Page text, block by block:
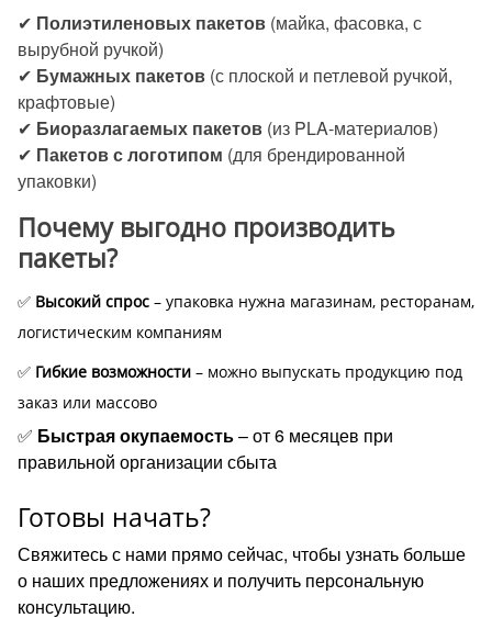
✔ Полиэтиленовых пакетов (майка, фасовка, с
вырубной ручкой)
✔ Бумажных пакетов (с плоской и петлевой ручкой,
крафтовые)
✔ Биоразлагаемых пакетов (из PLA-материалов)
✔ Пакетов с логотипом (для брендированной
упаковки)
Почему выгодно производить
пакеты?
✅ Высокий спрос – упаковка нужна магазинам, ресторанам,
логистическим компаниям
✅ Гибкие возможности – можно выпускать продукцию под
заказ или массово
✅ Быстрая окупаемость– от 6 месяцев при
правильной организации сбыта
Готовы начать?
Свяжитесь с нами прямо сейчас, чтобы узнать больше
о наших предложениях и получить персональную
консультацию.